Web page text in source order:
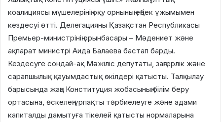
коалициясы мүшелерінің оқу орнының еңбек ұжымымен
кездесуі өтті. Делегацияны Қазақстан Республикасы
Премьер-министрінің орынбасары – Мәдениет және
ақпарат министрі Аида Балаева бастап барды.
Кездесуге сондай-ақ Мәжіліс депутаты, заңгерлік және
сарапшылық қауымдастық өкілдері қатысты. Талқылау
барысында жаңа Конституция жобасының білім беру
ортасына, өскелең ұрпақты тәрбиелеуге және адами
капиталды дамытуға тікелей қатысты нормаларына